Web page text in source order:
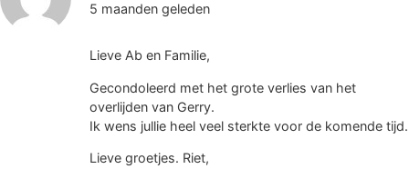
5 maanden geleden
Lieve Ab en Familie,
Gecondoleerd met het grote verlies van het
overlijden van Gerry.
Ik wens jullie heel veel sterkte voor de komende tijd.
Lieve groetjes. Riet,